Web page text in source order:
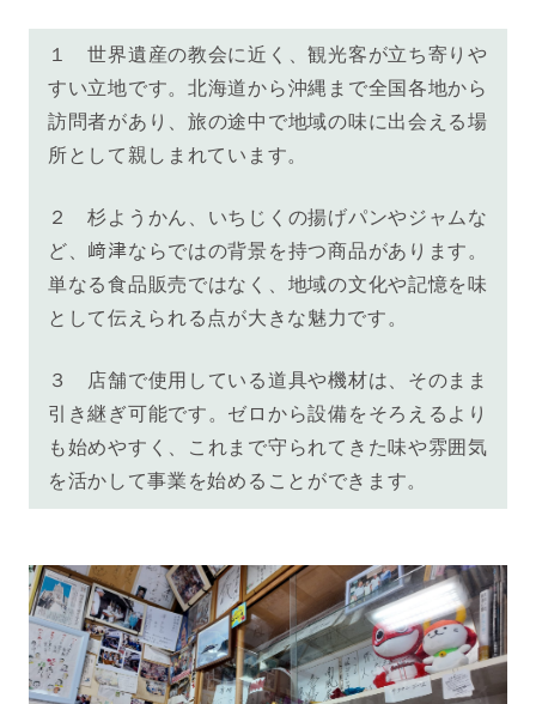
１ 世界遺産の教会に近く、観光客が立ち寄りや
すい立地です。北海道から沖縄まで全国各地から
訪問者があり、旅の途中で地域の味に出会える場
所として親しまれています。
２杉ようかん、 いちじくの揚げパンやジャムな
ど、 﨑津ならではの背景を持つ商品があります。
単なる食品販売ではなく、地域の文化や記憶を味
として伝えられる点が大きな魅力です。
３ 店舗で使用している道具や機材は、そのまま
引き継ぎ可能です。ゼロから設備をそろえるより
も始めやすく、これまで守られてきた味や雰囲気
を活かして事業を始めることができます。